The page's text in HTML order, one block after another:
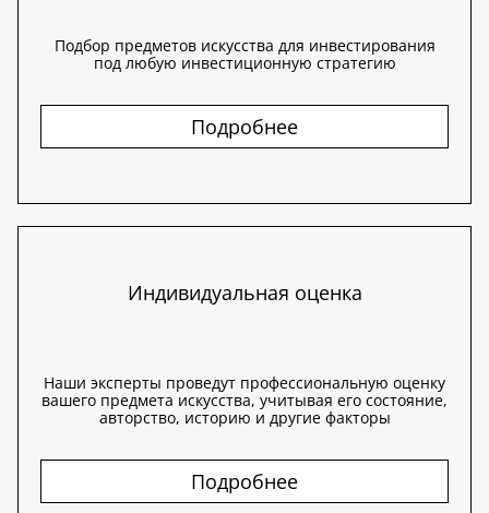
Подбор предметов искусства для инвестирования
под любую инвестиционную стратегию
Подробнее
Индивидуальная оценка
Наши эксперты проведут профессиональную оценку
вашего предмета искусства, учитывая его состояние,
авторство, историю и другие факторы
Подробнее